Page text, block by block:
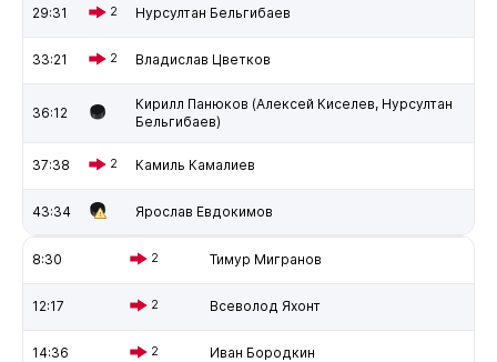
29:31 2 Нурсултан Бельгибаев
33:21 2 Владислав Цветков
36:12
Кирилл Панюков (Алексей Киселев, Нурсултан
Бельгибаев)
37:38 2 Камиль Камалиев
43:34 Ярослав Евдокимов
8:30 2 Тимур Мигранов
12:17 2 Всеволод Яхонт
14:36 2 Иван Бородкин